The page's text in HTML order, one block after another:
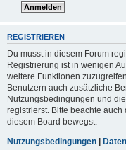
REGISTRIEREN
Du musst in diesem Forum
Registrierung ist in wenigen
weitere Funktionen
Benutzern auch zusätzliche
Nutzungsbedingungen und
registrierst. Bitte beachte
diesem Board bewegst.
Nutzungsbedingungen |